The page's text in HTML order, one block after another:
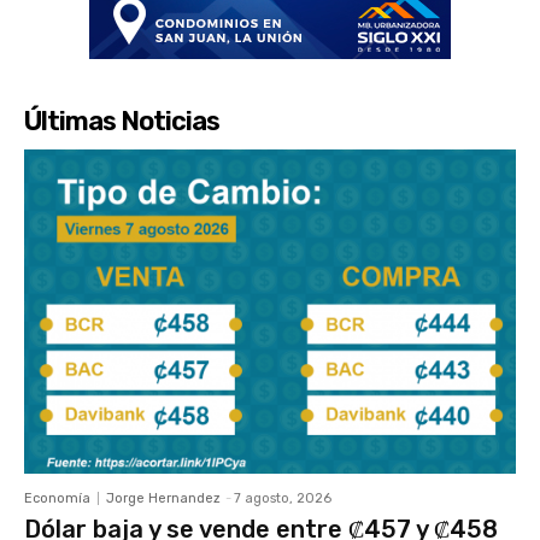
Últimas Noticias
Economía Jorge Hernandez - 7 agosto, 2026
Dólar baja y se vende entre ₡457 y ₡458